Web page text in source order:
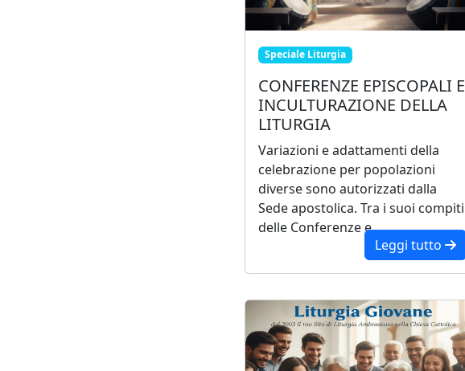
Speciale Liturgia
CONFERENZE EPISCOPALI E
INCULTURAZIONE DELLA
LITURGIA
Variazioni e adattamenti della
celebrazione per popolazioni
diverse sono autorizzati dalla
Sede apostolica. Tra i suoi compiti
delle Conferenze e...
Leggi tutto